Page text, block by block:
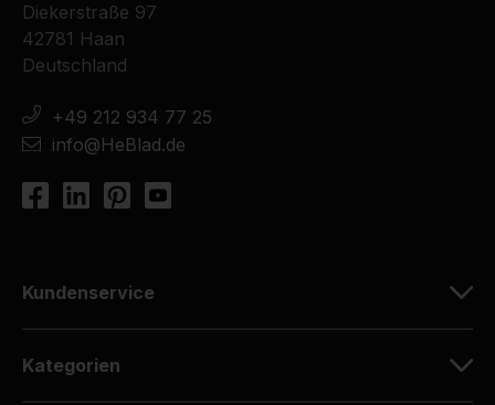
Diekerstraße 97
42781 Haan
Deutschland
+49 212 934 77 25
info@HeBlad.de
Kundenservice
Kategorien